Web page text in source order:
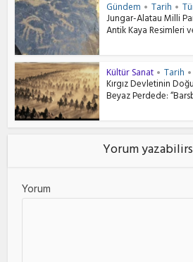
Gündem • Tarih •
Jungar-Alatau Milli
Antik Kaya Resimleri
Kültür Sanat • Tarih •
Kırgız Devletinin
Beyaz Perdede:
Yorum
Yorum